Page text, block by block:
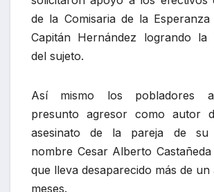
Luego de este incidente el
trasladado a la Comisaria de la
resguardo de los Efectivos de
detenido hasta el cierre de la
continuar con las
Técnico de Primera Hugo Quintaya